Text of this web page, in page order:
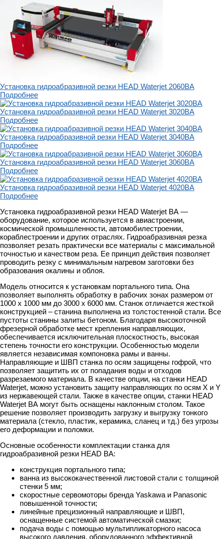
Установка гидроабразивной резки HEAD Waterjet 2060BA
Подробнее
Установка гидроабразивной резки HEAD Waterjet 3020BA
Подробнее
Установка гидроабразивной резки HEAD Waterjet 3040ВА
Подробнее
Установка гидроабразивной резки HEAD Waterjet 3060BA
Подробнее
Установка гидроабразивной резки HEAD Waterjet 4020BA
Подробнее
Установка гидроабразивной резки HEAD Waterjet BА —
оборудование, которое используется в авиастроении,
космической промышленности, автомобилестроении,
кораблестроении и других отраслях. Гидроабразивная резка
позволяет резать практически все материалы с максимальной
точностью и качеством реза. Ее принцип действия позволяет
проводить резку с минимальным нагревом заготовки без
образования окалины и облоя.
Модель относится к установкам портального типа. Она
позволяет выполнять обработку в рабочих зонах размером от
1000 х 1000 мм до 3000 х 6000 мм. Станок отличается жесткой
конструкцией – станина выполнена из толстостенной стали. Все
пустоты станины залиты бетоном. Благодаря высокоточной
фрезерной обработке мест крепления направляющих,
обеспечивается исключительная плоскостность, высокая
степень точности его конструкции. Особенностью модели
является независимая компоновка рамы и ванны.
Направляющие и ШВП станка по осям защищены гофрой, что
позволяет защитить их от попадания воды и отходов
разрезаемого материала. В качестве опции, на станки HEAD
Waterjet, можно установить защиту направляющих по осям X и Y
из нержавеющей стали. Также в качестве опции, станки HEAD
Waterjet BА могут быть оснащены наклонным столом. Такое
решение позволяет производить загрузку и выгрузку тонкого
материала (стекло, пластик, керамика, сланец и тд.) без угрозы
его деформации и поломки.
Основные особенности комплектации станка для
гидроабразивной резки HEAD BА:
конструкция портального типа;
ванна из высококачественной листовой стали с толщиной
стенки 5 мм;
скоростные сервомоторы бренда Yaskawa и Panasonic
повышенной точности;
линейные прецизионный направляющие и ШВП,
оснащенные системой автоматической смазки;
подача воды с помощью мультипликаторного насоса
высокого давления, оборудованного эффективной